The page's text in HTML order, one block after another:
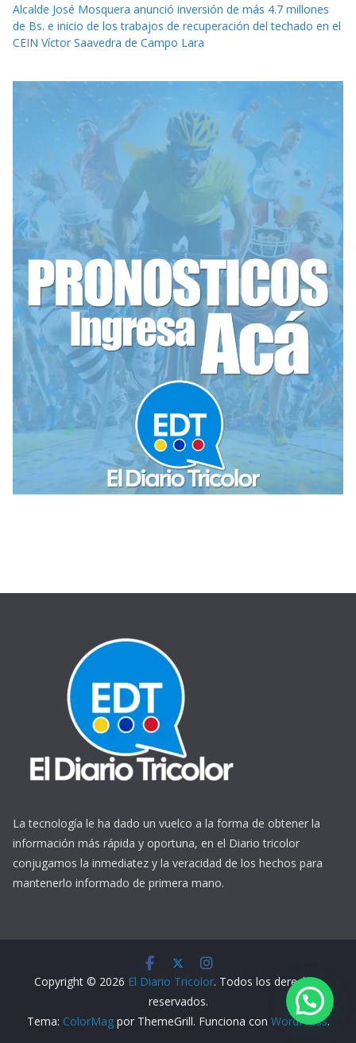
Alcalde José Mosquera anunció inversión de más 4.7 millones
de Bs. e inicio de los trabajos de recuperación del techado en el
CEIN Víctor Saavedra de Campo Lara
La tecnología le ha dado un vuelco a la forma de obtener la
información más rápida y oportuna, en el Diario tricolor
conjugamos la inmediatez y la veracidad de los hechos para
mantenerlo informado de primera mano.
Copyright © 2026 El Diario Tricolor. Todos los derechos
reservados.
Tema: ColorMagpor ThemeGrill. Funciona con WordPress.